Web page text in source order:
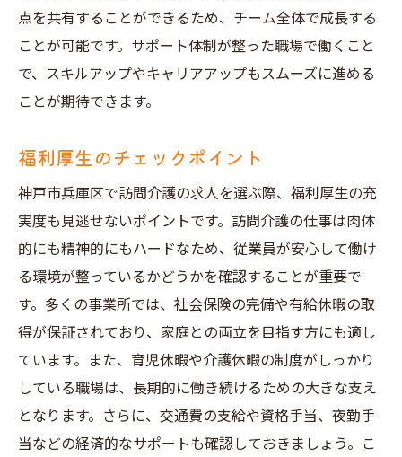
点を共有することができるため、チーム全体で成長する
ことが可能です。サポート体制が整った職場で働くこと
で、スキルアップやキャリアアップもスムーズに進める
ことが期待できます。
福利厚生のチェックポイント
神戸市兵庫区で訪問介護の求人を選ぶ際、福利厚生の充
実度も見逃せないポイントです。訪問介護の仕事は肉体
的にも精神的にもハードなため、従業員が安心して働け
る環境が整っているかどうかを確認することが重要で
す。多くの事業所では、社会保険の完備や有給休暇の取
得が保証されており、家庭との両立を目指す方にも適し
ています。また、育児休暇や介護休暇の制度がしっかり
している職場は、長期的に働き続けるための大きな支え
となります。さらに、交通費の支給や資格手当、夜勤手
当などの経済的なサポートも確認しておきましょう。こ